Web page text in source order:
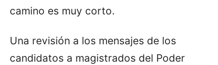
camino es muy corto.
Una revisión a los mensajes de los
candidatos a magistrados del Poder